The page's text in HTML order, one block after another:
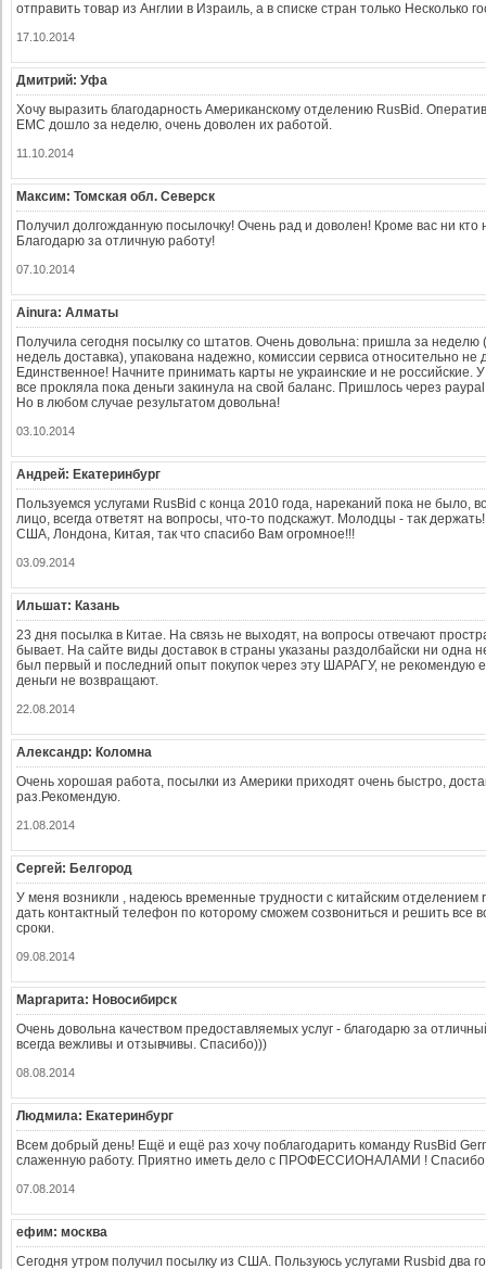
отправить товар из Англии в Израиль, а в списке стран только Несколько
17.10.2014
Дмитрий: Уфа
Хочу выразить благодарность Американскому отделению RusBid.
ЕМС дошло за неделю, очень доволен их работой.
11.10.2014
Максим: Томская обл. Северск
Получил долгожданную посылочку! Очень рад и доволен! Кроме вас ни кто
Благодарю за отличную работу!
07.10.2014
Ainura: Алматы
Получила сегодня посылку со штатов. Очень довольна: пришла за неделю
недель доставка), упакована надежно, комиссии сервиса относительно не
Единственное! Начните принимать карты не украинские и не российские.
все прокляла пока деньги закинула на свой баланс. Пришлось через
Но в любом случае результатом довольна!
03.10.2014
Андрей: Екатеринбург
Пользуемся услугами RusBid с конца 2010 года, нареканий пока не было,
лицо, всегда ответят на вопросы, что-то подскажут. Молодцы - так
США, Лондона, Китая, так что спасибо Вам огромное!!!
03.09.2014
Ильшат: Казань
23 дня посылка в Китае. На связь не выходят, на вопросы отвечают
бывает. На сайте виды доставок в страны указаны раздолбайски ни одна
был первый и последний опыт покупок через эту ШАРАГУ, не рекомендую
деньги не возвращают.
22.08.2014
Александр: Коломна
Очень хорошая работа, посылки из Америки приходят очень быстро,
раз.Рекомендую.
21.08.2014
Сергей: Белгород
У меня возникли , надеюсь временные трудности с китайским
дать контактный телефон по которому сможем созвониться и решить все
сроки.
09.08.2014
Маргарита: Новосибирск
Очень довольна качеством предоставляемых услуг - благодарю за
всегда вежливы и отзывчивы. Спасибо)))
08.08.2014
Людмила: Екатеринбург
Всем добрый день! Ещё и ещё раз хочу поблагодарить команду RusBid
слаженную работу. Приятно иметь дело с ПРОФЕССИОНАЛАМИ !
07.08.2014
ефим: москва
Сегодня утром получил посылку из США. Пользуюсь услугами Rusbid два